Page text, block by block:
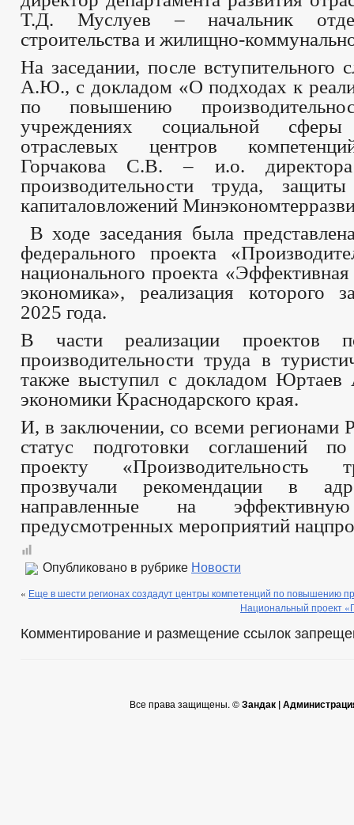
Т.Д. Муслуев – начальник
строительства и жилищно-
На заседании, после вступительного
А.Ю., с докладом «О подходах к
по повышению
учреждениях социальной
отраслевых центров
Горчакова С.В. – и.о. директора
производительности труда,
капиталовложений
В ходе заседания была
федерального проекта
национального проекта
экономика», реализация которого
2025 года.
В части реализации проектов
производительности труда в
также выступил с докладом
экономики Краснодарского края.
И, в заключении, со всеми регионами
статус подготовки соглашений
проекту «Производительность
прозвучали рекомендации в
направленные на
предусмотренных мероприятий
Опубликовано в рубрике Новости
« Еще в шести регионах создадут центры компетенций по повышению
Национальный проект
Комментирование и размещение ссылок
Все права защищены. ©Зандак |